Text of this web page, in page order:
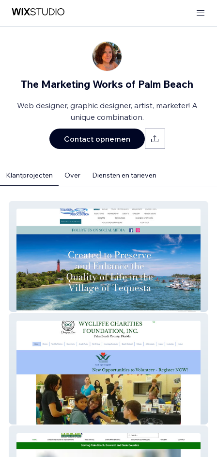
The Marketing Works of Palm Beach
Web designer, graphic designer, artist, marketer! A
unique combination.
Contact opnemen
Klantprojecten Over Diensten en tarieven
TequestaCivicAssoc
Wycliffe Charities